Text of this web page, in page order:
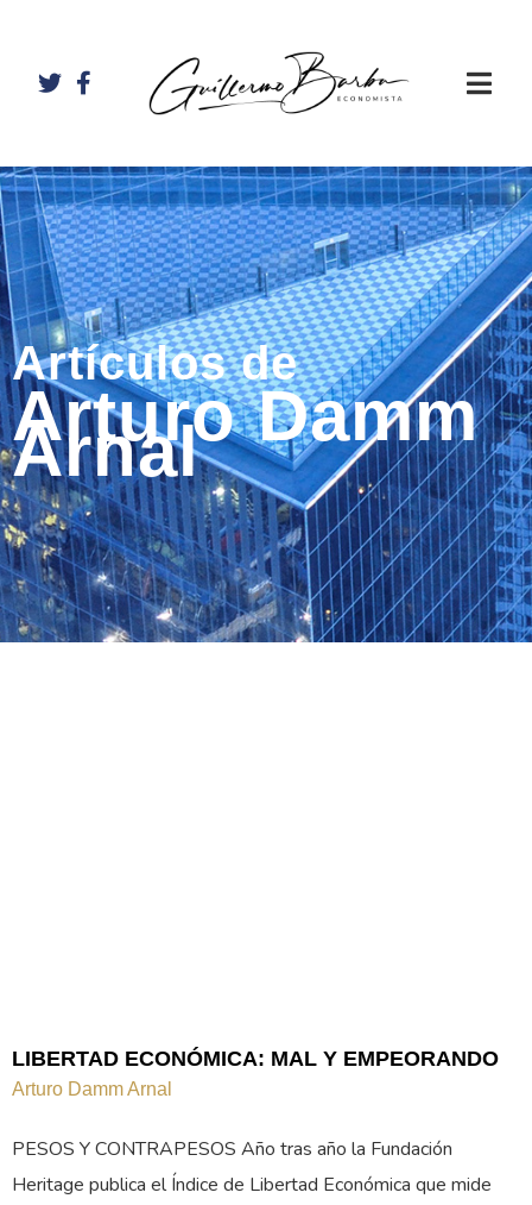
Artículos de
Arturo Damm
Arnal
LIBERTAD ECONÓMICA: MAL Y EMPEORANDO
Arturo Damm Arnal
PESOS Y CONTRAPESOS Año tras año la Fundación
Heritage publica el Índice de Libertad Económica que mide